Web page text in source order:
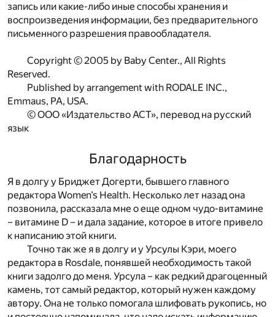
запись или какие-либо иные способы хранения и
воспроизведения информации, без предварительного
письменного разрешения правообладателя.
Copyright © 2005 by Baby Center., All Rights
Reserved.
Published by arrangement with RODALE INC.,
Emmaus, PA, USA.
© ООО «Издательство АСТ», перевод на русский
язык
Благодарность
Я в долгу у Бриджет Догерти, бывшего главного
редактора Women’s Health. Несколько лет назад она
позвонила, рассказала мне о еще одном чудо-витамине
– витамине D – и дала задание, которое в итоге привело
к написанию этой книги.
Точно так же я в долгу и у Урсулы Кэри, моего
редактора в Rosdale, понявшей необходимость такой
книги задолго до меня. Урсула – как редкий драгоценный
камень, тот самый редактор, который нужен каждому
автору. Она не только помогала шлифовать рукопись, но